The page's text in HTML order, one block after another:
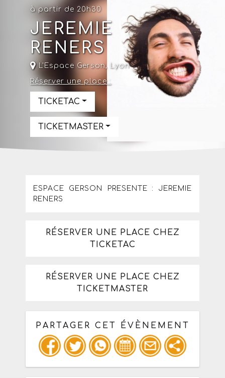
à partir de 20h30
JEREMIE
RENERS
L'Espace Gerson, Lyon
Réserver une place :
TICKETAC
TICKETMASTER
ESPACE GERSON PRESENTE : JEREMIE
RENERS
RÉSERVER UNE PLACE CHEZ
TICKETAC
RÉSERVER UNE PLACE CHEZ
TICKETMASTER
PARTAGER CET ÉVÈNEMENT
Copiez les infos ci-dessous pour un